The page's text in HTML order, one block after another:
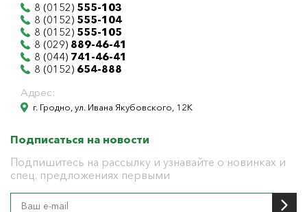
8 (0152) 555-103
8 (0152) 555-104
8 (0152) 555-105
8 (029) 889-46-41
8 (044) 741-46-41
8 (0152) 654-888
Адрес:
г. Гродно, ул. Ивана Якубовского, 12К
Подписаться на новости
Подпишитесь на рассылку и узнавайте о новинках и
спец. предложениях первыми